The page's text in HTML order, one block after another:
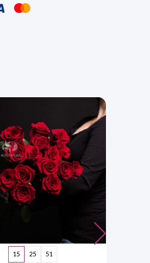
15 25 51